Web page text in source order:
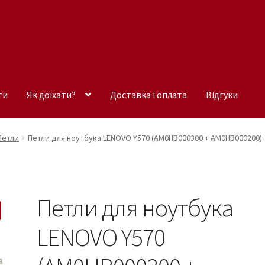
Як доїхати? Доставка і оплата Відгуки
Петли для ноутбука LENOVO Y570 (AM0HB000300 + AM0HB000200)
Петли для ноутбука
LENOVO Y570